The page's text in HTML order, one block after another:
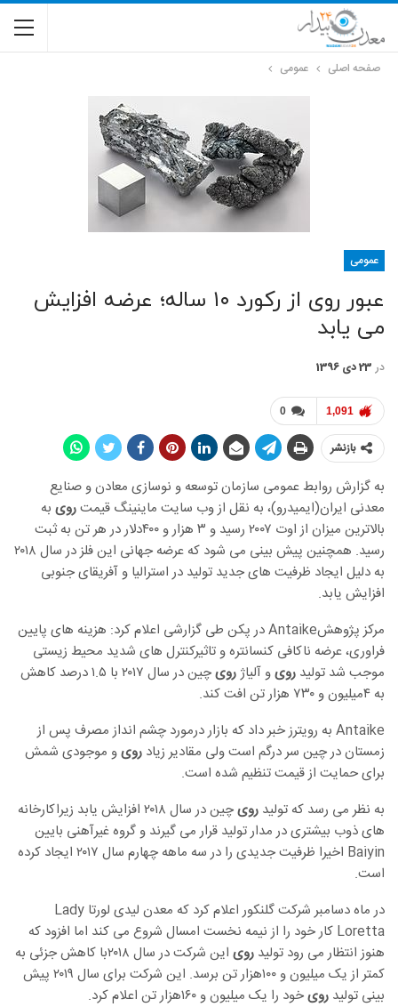
صفحه اصلی عمومی
عمومی
عبور روی از رکورد ۱۰ ساله؛‌ عرضه افزایش
می یابد
در 23 دی 1396
0 1,091
بازنشر
به گزارش روابط عمومی سازمان توسعه و نوسازی معادن و صنایع
معدنی ایران(ایمیدرو)، به نقل از وب سایت ماینینگ قیمتروی به
بالاترین میزان از اوت ۲۰۰۷ رسید و ۳ هزار و ۴۰۰دلار در هر تن به ثبت
رسید. همچنین پیش بینی می شود که عرضه جهانی این فلز در سال ۲۰۱۸
به دلیل ایجاد ظرفیت های جدید تولید در استرالیا و آفریقای جنوبی
افزایش یابد.
مرکز پژوهشAntaike در پکن طی گزارشی اعلام کرد: هزینه های پایین
فراوری، عرضه ناکافی کنسانتره و تاثیرکنترل های شدید محیط زیستی
موجب شد تولید رویو آلیاژروی
چین در سال ۲۰۱۷ با ۱.۵ درصد کاهش
به ۴میلیون و ۷۳۰ هزار تن افت کند.
Antaike به رویترز خبر داد که بازار درمورد چشم انداز مصرف پس از
زمستان در چین سر درگم است ولی مقادیر زیاد رویو موجودی شمش
برای حمایت از قیمت تنظیم شده است.
به نظر می رسد که تولید روی
چین در سال ۲۰۱۸ افزایش یابد زیراکارخانه
های ذوب بیشتری در مدار تولید قرار می گیرند و گروه غیرآهنی بایین
Baiyin اخیرا ظرفیت جدیدی را در سه ماهه چهارم سال ۲۰۱۷ ایجاد کرده
است.
در ماه دسامبر شرکت گلنکور اعلام کرد که معدن لیدی لورتا Lady
Loretta کار خود را از نیمه نخست امسال شروع می کند اما افزود که
هنوز انتظار می رود تولید روی
این شرکت در سال ۲۰۱۸با کاهش جزئی به
کمتر از یک میلیون و ۱۰۰هزار تن برسد. این شرکت برای سال ۲۰۱۹ پیش
بینی تولید رویخود را یک میلیون و ۱۶۰هزار تن اعلام کرد.